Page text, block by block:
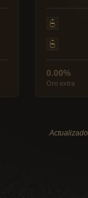
0.00%
Oro extra